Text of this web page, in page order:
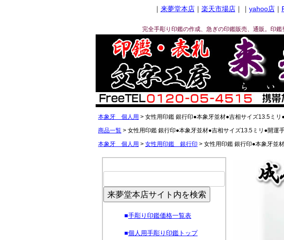
｜ 来夢堂本店｜ 楽天市場店｜｜ yahoo店｜
完全手彫り印鑑の作成、急ぎの印鑑販売、通販。印
本象牙 個人用
女性用印鑑 銀行印●本象牙並材●吉相サイズ13.5ミリ
商品一覧
女性用印鑑 銀行印●本象牙並材●吉相サイズ13.5ミリ●開運
本象牙 個人用
女性用印鑑 銀行印 女性用印鑑 銀行印●本象牙並
来夢堂本店サイト内を検索
■手彫り印鑑価格一覧表
■個人用手彫り印鑑トップ